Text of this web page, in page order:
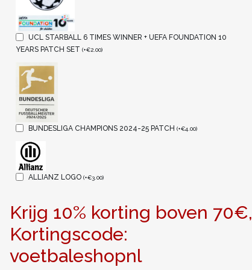
UCL STARBALL 6 TIMES WINNER + UEFA FOUNDATION 10
YEARS PATCH SET(+€2.00)
BUNDESLIGA CHAMPIONS 2024-25 PATCH(+€4.00)
ALLIANZ LOGO(+€3.00)
Krijg 10% korting boven 70€,
Kortingscode:
voetbaleshopnl